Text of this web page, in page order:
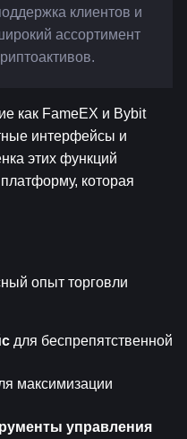
клиентов и
ассортимент
как FameEX и Bybit
интерфейсы и
этих функций
которая
опыт торговли
для беспрепятственной
максимизации
управления